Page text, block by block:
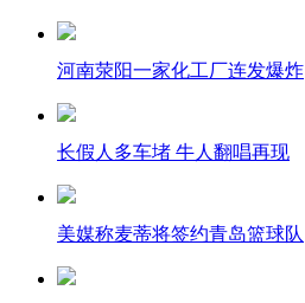
河南荥阳一家化工厂连发爆炸
长假人多车堵 牛人翻唱再现
美媒称麦蒂将签约青岛篮球队